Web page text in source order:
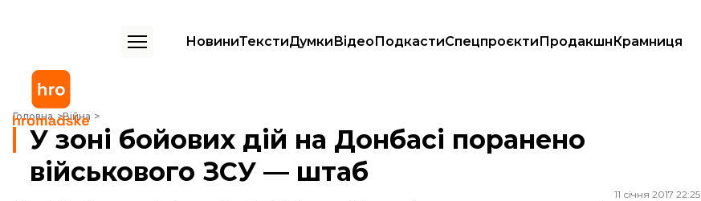
НовиниТекстиДумкиВідеоПодкастиСпецпроєктиПродакшнКрамниця
Головна Війна
У зоні бойових дій на Донбасі поранено військового ЗСУ — штаб
У зоні бойових дій на Донбасі поранено
військового ЗСУ — штаб
11 січня 2017 22:25